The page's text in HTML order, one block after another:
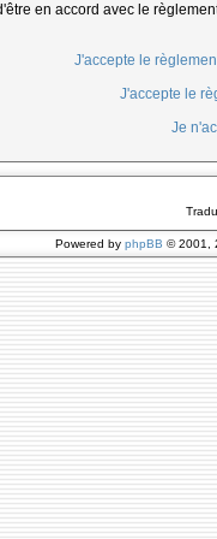
en accord avec le
J'accepte le
J'accepte le
Je
Powered by phpBB © 2001,